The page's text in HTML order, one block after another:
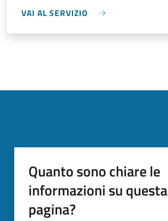
VAI AL SERVIZIO
Quanto sono chiare le
informazioni su questa
pagina?